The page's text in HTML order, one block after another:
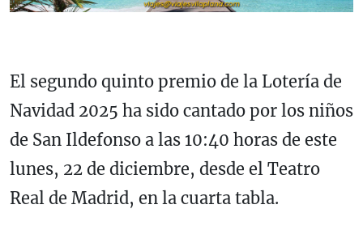
El segundo quinto premio de la Lotería de
Navidad 2025 ha sido cantado por los niños
de San Ildefonso a las 10:40 horas de este
lunes, 22 de diciembre, desde el Teatro
Real de Madrid, en la cuarta tabla.